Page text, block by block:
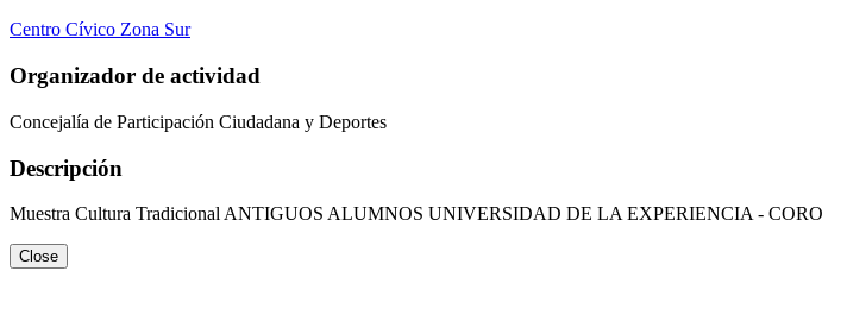
Centro Cívico Zona Sur
Organizador de actividad
Concejalía de Participación Ciudadana y Deportes
Descripción
Muestra Cultura Tradicional ANTIGUOS ALUMNOS UNIVERSIDAD DE LA EXPERIENCIA - CORO
Close